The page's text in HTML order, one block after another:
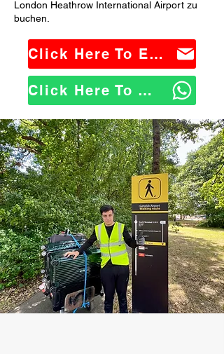
London Heathrow International Airport zu
buchen.
Click Here To Email Us
Click Here To WhatsApp Us